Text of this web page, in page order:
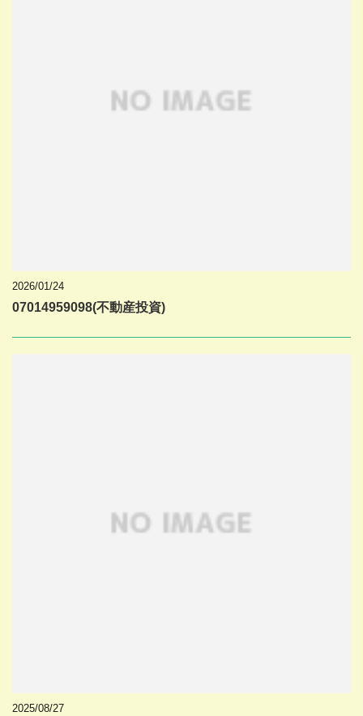
2026/01/24
07014959098(不動産投資)
2025/08/27